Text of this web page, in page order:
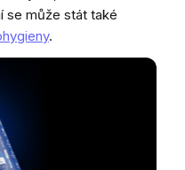
se může stát také
.